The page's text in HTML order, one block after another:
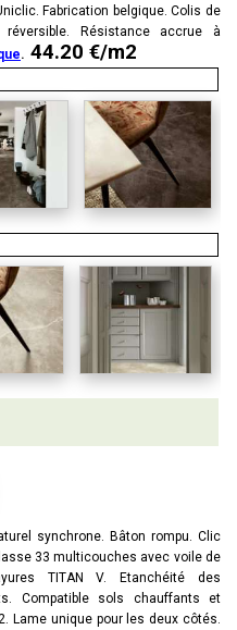
Fabrication belgique. Colis de
Résistance accrue à
. 44.20 €/m2
synchrone. Bâton rompu. Clic
33 multicouches avec voile de
TITAN V. Etanchéité des
Compatible sols chauffants et
Lame unique pour les deux côtés.